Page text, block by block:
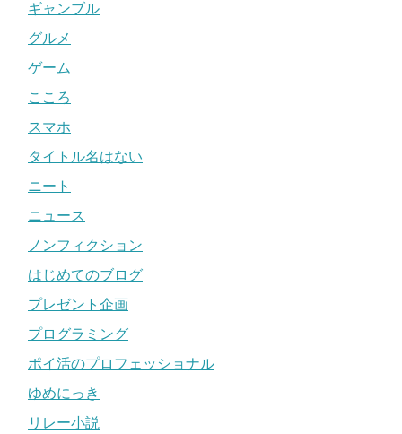
ギャンブル
グルメ
ゲーム
こころ
スマホ
タイトル名はない
ニート
ニュース
ノンフィクション
はじめてのブログ
プレゼント企画
プログラミング
ポイ活のプロフェッショナル
ゆめにっき
リレー小説